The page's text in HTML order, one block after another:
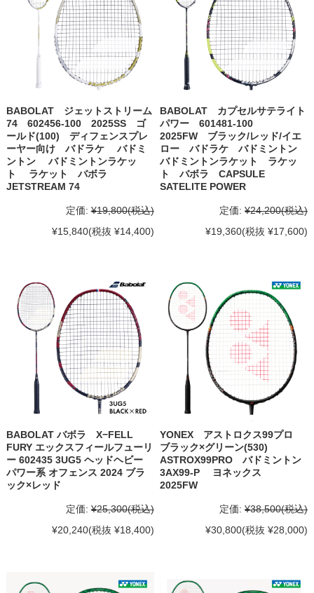
BABOLAT ジェットストリーム
74 602456-100 2025SS ゴ
ールド(100) ディフェンスプレ
ーヤー向け バドラケ バドミ
ントン バドミントンラケッ
ト ラケット バボラ
JETSTREAM 74
定価: ¥19,800(税込)
¥15,840(税抜 ¥14,400)
BABOLAT カプセルサテライト
パワー 601481-100
2025FW ブラック/レッド/イエ
ロー バドラケ バドミントン
バドミントンラケット ラケッ
ト バボラ CAPSULE
SATELITE POWER
定価: ¥24,200(税込)
¥19,360(税抜 ¥17,600)
BABOLAT バボラ X−FELL
FURY エックスフィールフューリ
ー 602435 3UG5 ヘッドヘビー
パワー系 オフェンス 2024 ブラ
ック×レッド
定価: ¥25,300(税込)
¥20,240(税抜 ¥18,400)
YONEX アストロクス99プロ
ブラック×グリーン(530)
ASTROX99PRO バドミントン
3AX99-P ヨネックス
2025FW
定価: ¥38,500(税込)
¥30,800(税抜 ¥28,000)